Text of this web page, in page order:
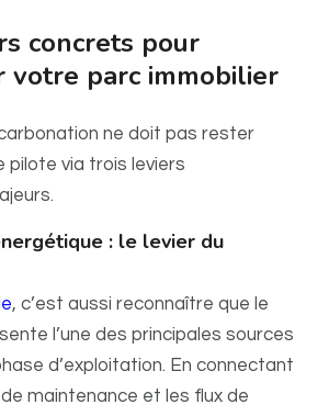
concrets pour
votre parc immobilier
ne doit pas rester
pilote via trois leviers
: le levier du
, c’est aussi reconnaître que le
l’une des principales sources
d’exploitation. En connectant
maintenance et les flux de